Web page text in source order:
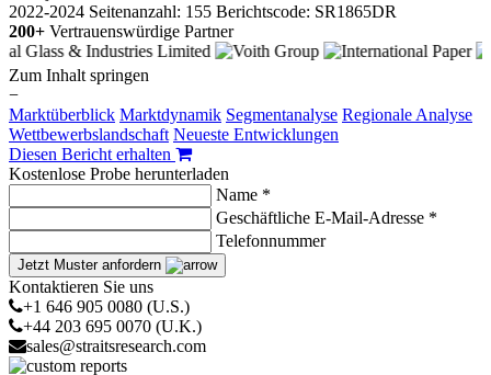
2022-2024 Seitenanzahl: 155 Berichtscode: SR1865DR
200+ Vertrauenswürdige Partner
Zum Inhalt springen
−
Marktüberblick Marktdynamik Segmentanalyse Regionale Analyse
Wettbewerbslandschaft Neueste Entwicklungen
Diesen Bericht erhalten
Kostenlose Probe herunterladen
Name *
Geschäftliche E-Mail-Adresse *
Telefonnummer
Jetzt Muster anfordern
Kontaktieren Sie uns
+1 646 905 0080 (U.S.)
+44 203 695 0070 (U.K.)
sales@straitsresearch.com